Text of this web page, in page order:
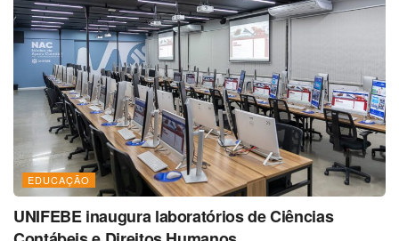
EDUCAÇÃO
UNIFEBE inaugura laboratórios de Ciências